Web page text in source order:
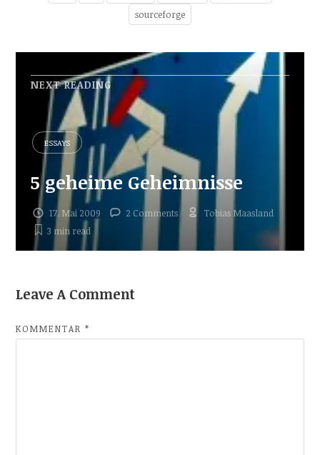
sourceforge
NEXT READING
ESSAYS
5 geheime Geheimnisse
17. Mai 2009 2 Comments
Tobias Maasland
3 minread
Leave A Comment
KOMMENTAR*